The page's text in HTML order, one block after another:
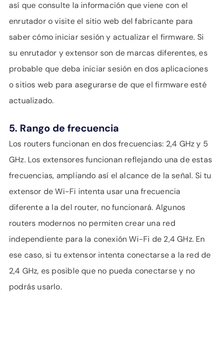
así que consulte la información que viene con el
enrutador o visite el sitio web del fabricante para
saber cómo iniciar sesión y actualizar el firmware. Si
su enrutador y extensor son de marcas diferentes, es
probable que deba iniciar sesión en dos aplicaciones
o sitios web para asegurarse de que el firmware esté
actualizado.
5. Rango de frecuencia
Los routers funcionan en dos frecuencias: 2,4 GHz y 5
GHz. Los extensores funcionan reflejando una de estas
frecuencias, ampliando así el alcance de la señal. Si tu
extensor de Wi-Fi intenta usar una frecuencia
diferente a la del router, no funcionará. Algunos
routers modernos no permiten crear una red
independiente para la conexión Wi-Fi de 2,4 GHz. En
ese caso, si tu extensor intenta conectarse a la red de
2,4 GHz, es posible que no pueda conectarse y no
podrás usarlo.